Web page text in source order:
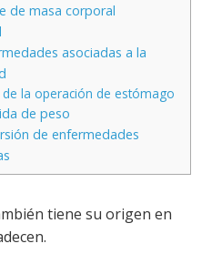
de masa corporal
asociadas a la
la operación de estómago
de peso
de enfermedades
tiene su origen en